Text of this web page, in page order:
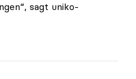
sagt uniko-
gegen zunehmende Gefahr